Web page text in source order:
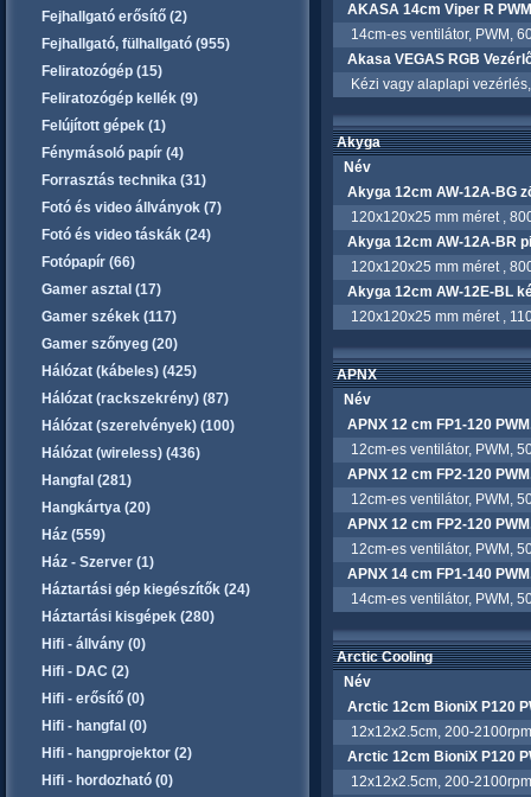
Fejhallgató erősítő (2)
Fejhallgató, fülhallgató (955)
Feliratozógép (15)
Feliratozógép kellék (9)
Felújított gépek (1)
Fénymásoló papír (4)
Forrasztás technika (31)
Fotó és video állványok (7)
Fotó és video táskák (24)
Fotópapír (66)
Gamer asztal (17)
Gamer székek (117)
Gamer szőnyeg (20)
Hálózat (kábeles) (425)
Hálózat (rackszekrény) (87)
Hálózat (szerelvények) (100)
Hálózat (wireless) (436)
Hangfal (281)
Hangkártya (20)
Ház (559)
Ház - Szerver (1)
Háztartási gép kiegészítők (24)
Háztartási kisgépek (280)
Hifi - állvány (0)
Hifi - DAC (2)
Hifi - erősítő (0)
Hifi - hangfal (0)
Hifi - hangprojektor (2)
Hifi - hordozható (0)
AKASA 14cm Viper R
14cm-es ventilátor, PWM,
Akasa VEGAS RGB
Kézi vagy alaplapi vezérlés,
Akyga
Név
Akyga 12cm AW-12A-BG
120x120x25 mm méret ,
Akyga 12cm AW-12A-BR
120x120x25 mm méret ,
Akyga 12cm AW-12E-BL
120x120x25 mm méret ,
APNX
Név
APNX 12 cm FP1-120
12cm-es ventilátor, PWM,
APNX 12 cm FP2-120
12cm-es ventilátor, PWM,
APNX 12 cm FP2-120
12cm-es ventilátor, PWM,
APNX 14 cm FP1-140
14cm-es ventilátor, PWM,
Arctic Cooling
Név
Arctic 12cm BioniX P120
12x12x2.5cm, 200-
Arctic 12cm BioniX P120
12x12x2.5cm, 200-